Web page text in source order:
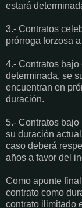
estará
3.- Contratos
prórroga forzosa
4.- Contratos
determinada, se
encuentran en
duración.
5.- Contratos
su duración
caso deberá
años a favor del
Como apunte
contrato como
contrato ilimitado